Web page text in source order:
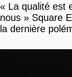
« La qualité est
nous » Square
la dernière